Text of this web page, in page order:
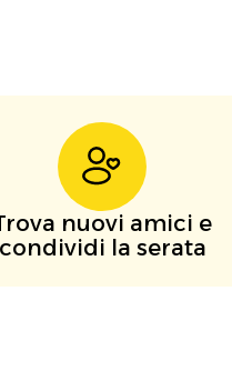
nuovi amici e
condividi la serata